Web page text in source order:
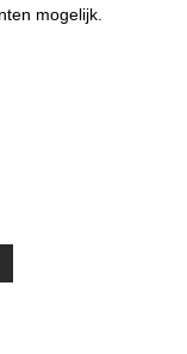
mogelijk.